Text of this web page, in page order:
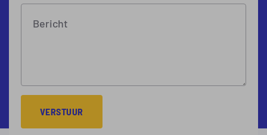
Bericht
VERSTUUR